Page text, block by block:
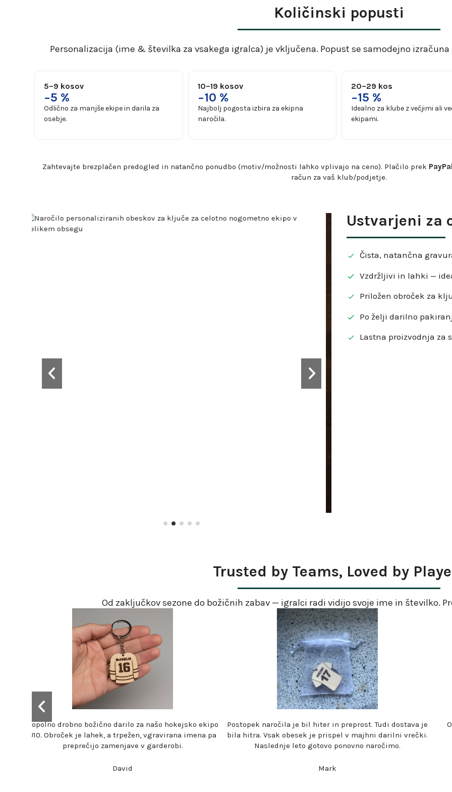
Količinski popusti
Personalizacija (ime & številka za vsakega igralca) je vključena. Popust se samodejno
5–9 kosov
−5 %
Odlično za manjše ekipe in darila za
osebje.
10–19 kosov
−10 %
Najbolj pogosta izbira za ekipna
naročila.
20–29 kos
−15 %
Idealno za klube z večjimi ali
ekipami.
Zahtevajte brezplačen predogled in natančno ponudbo (motiv/možnosti lahko vplivajo na ceno). Plačilo prek
račun za vaš klub/podjetje.
Ustvarjeni za
Čista, natančna
Vzdržljivi in lahki —
Priložen obroček za
Po želji darilno
Lastna proizvodnja za
Trusted by Teams, Loved by
Od zaključkov sezone do božičnih zabav — igralci radi vidijo svoje ime in številko.
Hitra izdelava tudi decembra. Dvakrat so preverili zapise
zahtevnejših imen in vse je prispelo razvrščeno po
seznamu ekipe.
Jasmin
Naročilo je prispelo hitro; vzeli smo po enega za vsakega
člana naših mlajših selekcij. Všeč mi je, da je bil vsak
obesek v svoji darilni vrečki.
Miguel